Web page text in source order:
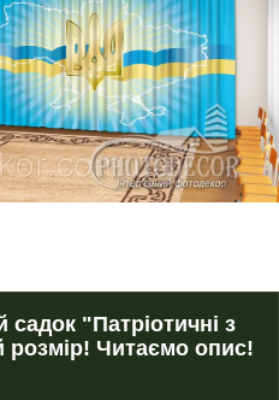
"Патріотичні з
Читаємо опис!